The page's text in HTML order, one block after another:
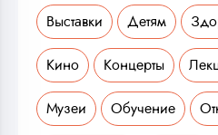
Выставки Детям
Кино Концерты
Музеи Обучение